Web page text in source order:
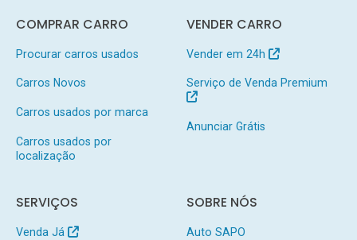
COMPRAR CARRO
Procurar carros usados
Carros Novos
Carros usados por marca
Carros usados por
localização
VENDER CARRO
Vender em 24h
Serviço de Venda Premium
Anunciar Grátis
SERVIÇOS
Venda Já
SOBRE NÓS
Auto SAPO